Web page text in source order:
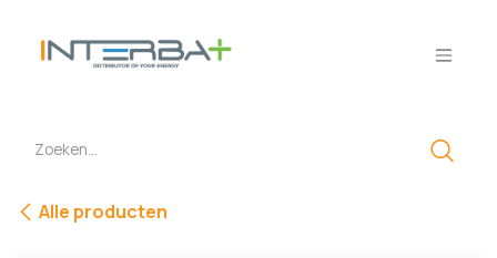
Alle producten